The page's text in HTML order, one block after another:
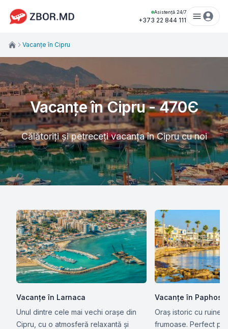
Asistență 24/7
+373 22 844 111
Vacanțe în Cipru
Vacanțe în Cipru - 470Є
Călătoriți și petreceți vacanța în Cipru cu noi
Vacanțe în Larnaca
Unul dintre cele mai vechi orașe din
Cipru, cu o atmosferă relaxantă și
Vacanțe în Paphos
Oraș istoric cu ruine
frumoase. Perfect